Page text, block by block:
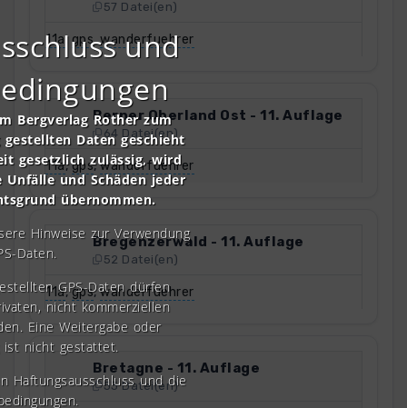
57 Datei(en)
11a,gps,wanderfuehrer
Berner Oberland Ost - 11. Auflage
64 Datei(en)
11a,gps,wanderfuehrer
Bregenzerwald - 11. Auflage
52 Datei(en)
11a,gps,wanderfuehrer
Bretagne - 11. Auflage
53 Datei(en)
und
Bergverlag Rother zum
Daten geschieht
gesetzlich zulässig, wird
und Schäden jeder
übernommen.
Hinweise zur Verwendung
Daten.
GPS-Daten dürfen
nicht kommerziellen
Eine Weitergabe oder
ist nicht gestattet.
Haftungsausschluss und die